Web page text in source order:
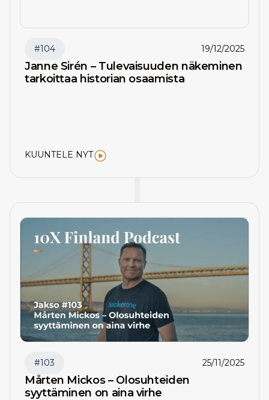
#104 19/12/2025
Janne Sirén – Tulevaisuuden näkeminen
tarkoittaa historian osaamista
KUUNTELE NYT
#103 25/11/2025
Mårten Mickos – Olosuhteiden
syyttäminen on aina virhe